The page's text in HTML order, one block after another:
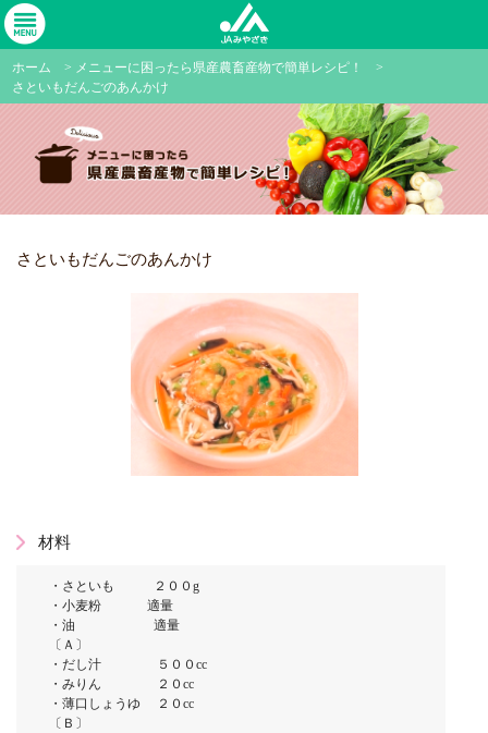
ホーム > メニューに困ったら県産農畜産物で簡単レシピ！
>
さといもだんごのあんかけ
さといもだんごのあんかけ
材料
・さといも ２００g
・小麦粉 適量
・油 適量
〔Ａ〕
・だし汁 ５００cc
・みりん ２０cc
・薄口しょうゆ ２０cc
〔Ｂ〕